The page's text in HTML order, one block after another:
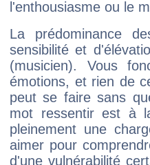
l'enthousiasme ou le
La prédominance
sensibilité et
(musicien). Vous
émotions, et rien de
peut se faire sans
mot ressentir est à
pleinement une
aimer pour
d'une vulnérabilité